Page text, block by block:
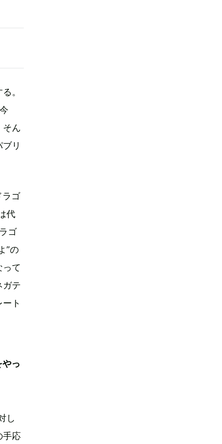
。
そん
リ
ラゴ
代
ゴ
”の
って
ガテ
ト
っ
し
手応